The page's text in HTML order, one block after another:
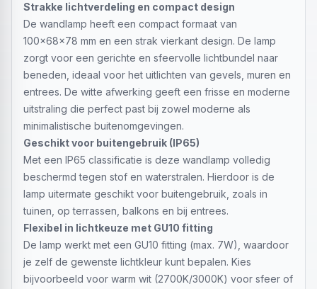
Strakke lichtverdeling en compact design
De wandlamp heeft een compact formaat van
100x68x78 mm en een strak vierkant design. De lamp
zorgt voor een gerichte en sfeervolle lichtbundel naar
beneden, ideaal voor het uitlichten van gevels, muren en
entrees. De witte afwerking geeft een frisse en moderne
uitstraling die perfect past bij zowel moderne als
minimalistische buitenomgevingen.
Geschikt voor buitengebruik (IP65)
Met een IP65 classificatie is deze wandlamp volledig
beschermd tegen stof en waterstralen. Hierdoor is de
lamp uitermate geschikt voor buitengebruik, zoals in
tuinen, op terrassen, balkons en bij entrees.
Flexibel in lichtkeuze met GU10 fitting
De lamp werkt met een GU10 fitting (max. 7W), waardoor
je zelf de gewenste lichtkleur kunt bepalen. Kies
bijvoorbeeld voor warm wit (2700K/3000K) voor sfeer of